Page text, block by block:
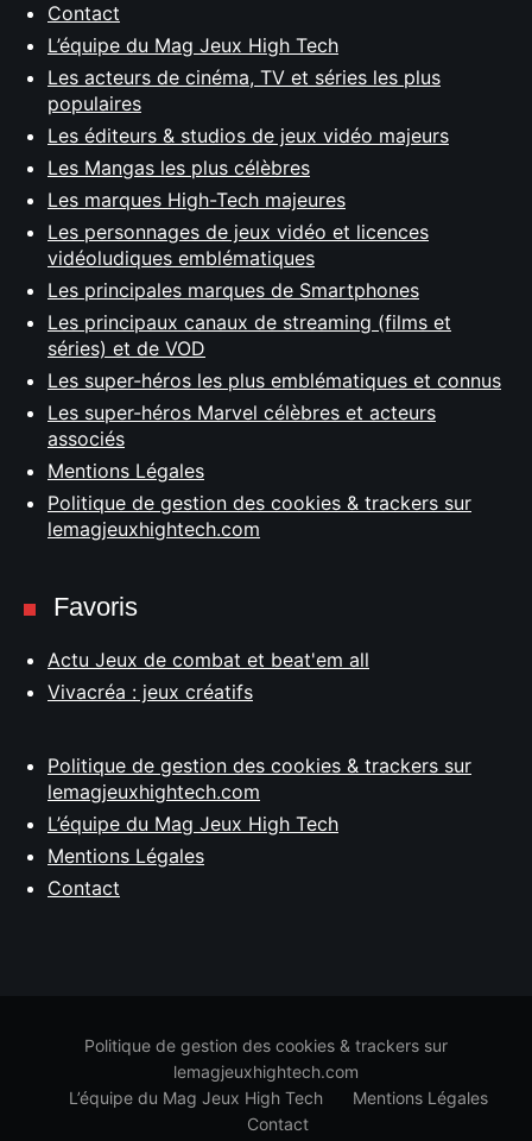
Contact
L’équipe du Mag Jeux High Tech
Les acteurs de cinéma, TV et séries les plus
populaires
Les éditeurs & studios de jeux vidéo majeurs
Les Mangas les plus célèbres
Les marques High-Tech majeures
Les personnages de jeux vidéo et licences
vidéoludiques emblématiques
Les principales marques de Smartphones
Les principaux canaux de streaming (films et
séries) et de VOD
Les super-héros les plus emblématiques et connus
Les super-héros Marvel célèbres et acteurs
associés
Mentions Légales
Politique de gestion des cookies & trackers sur
lemagjeuxhightech.com
Favoris
Actu Jeux de combat et beat'em all
Vivacréa : jeux créatifs
Politique de gestion des cookies & trackers sur
lemagjeuxhightech.com
L’équipe du Mag Jeux High Tech
Mentions Légales
Contact
Politique de gestion des cookies & trackers sur
lemagjeuxhightech.com
L’équipe du Mag Jeux High Tech
Mentions Légales
Contact